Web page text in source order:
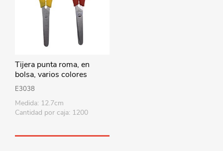
Tijera punta roma, en
bolsa, varios colores
E3038
Medida: 12.7cm
Cantidad por caja: 1200